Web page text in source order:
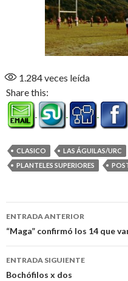
1.284veces leída
Share this:
CLASICO LAS ÁGUILAS/URC
PLANTELES SUPERIORES
Navegación
de
entradas
ENTRADA ANTERIOR
“Maga” confirmó los 14 que
ENTRADA SIGUIENTE
Bochófilos x dos